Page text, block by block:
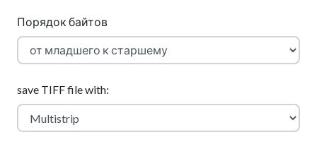
Порядок байтов
save TIFF file with: